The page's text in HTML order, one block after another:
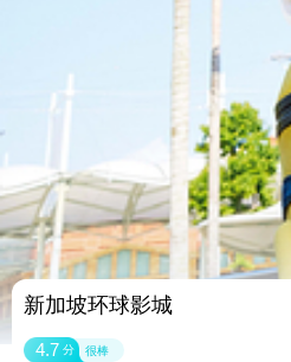
新加坡环球影城
4.7 分 很棒